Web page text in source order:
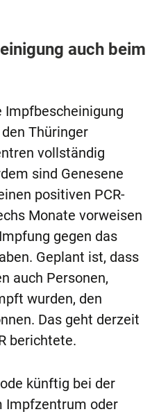
auch beim
Thüringer
vollständig
sind Genesene
positiven PCR-
Monate vorweisen
gegen das
Geplant ist, dass
auch Personen,
wurden, den
Das geht derzeit
berichtete.
künftig bei der
Impfzentrum oder